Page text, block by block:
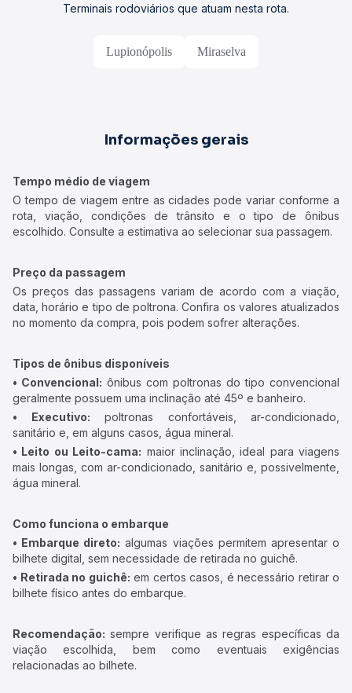
Terminais rodoviários que atuam nesta rota.
Lupionópolis Miraselva
Informações gerais
Tempo médio de viagem
O tempo de viagem entre as cidades pode variar conforme a
rota, viação, condições de trânsito e o tipo de ônibus
escolhido. Consulte a estimativa ao selecionar sua passagem.
Preço da passagem
Os preços das passagens variam de acordo com a viação,
data, horário e tipo de poltrona. Confira os valores atualizados
no momento da compra, pois podem sofrer alterações.
Tipos de ônibus disponíveis
• Convencional: ônibus com poltronas do tipo convencional
geralmente possuem uma inclinação até 45º e banheiro.
• Executivo: poltronas confortáveis, ar-condicionado,
sanitário e, em alguns casos, água mineral.
• Leito ou Leito-cama: maior inclinação, ideal para viagens
mais longas, com ar-condicionado, sanitário e, possivelmente,
água mineral.
Como funciona o embarque
• Embarque direto: algumas viações permitem apresentar o
bilhete digital, sem necessidade de retirada no guichê.
• Retirada no guichê: em certos casos, é necessário retirar o
bilhete físico antes do embarque.
Recomendação: sempre verifique as regras específicas da
viação escolhida, bem como eventuais exigências
relacionadas ao bilhete.